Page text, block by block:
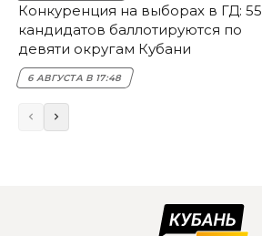
Конкуренция на выборах в ГД: 55
кандидатов баллотируются по
девяти округам Кубани
6 АВГУСТА В 17:48